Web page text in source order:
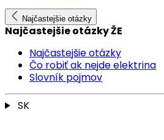
Najčastejšie otázky
Najčastejšie otázky ŽE
Najčastejšie otázky
Čo robiť ak nejde elektrina
Slovník pojmov
SK